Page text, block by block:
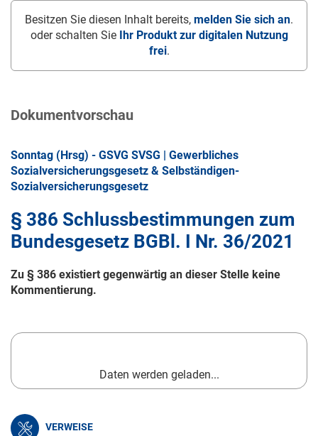
Besitzen Sie diesen Inhalt bereits, melden Sie sich an.
oder schalten Sie
Ihr Produkt zur digitalen Nutzung
frei.
Dokumentvorschau
Sonntag (Hrsg) - GSVG SVSG | Gewerbliches
Sozialversicherungsgesetz & Selbständigen-
Sozialversicherungsgesetz
§ 386 Schlussbestimmungen zum
Bundesgesetz BGBl. I Nr. 36/2021
Zu § 386 existiert gegenwärtig an dieser Stelle keine
Kommentierung.
Daten werden geladen...
VERWEISE